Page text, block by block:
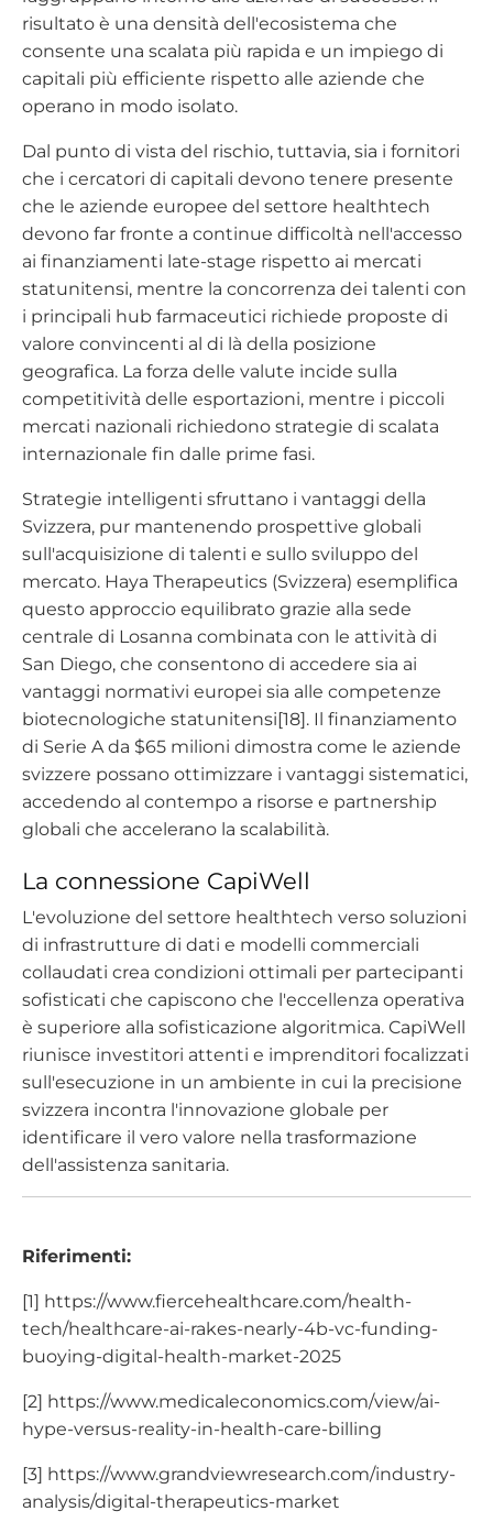
risultato è una densità dell'ecosistema che
consente una scalata più rapida e un impiego di
capitali più efficiente rispetto alle aziende che
operano in modo isolato.
Dal punto di vista del rischio, tuttavia, sia i fornitori
che i cercatori di capitali devono tenere presente
che le aziende europee del settore healthtech
devono far fronte a continue difficoltà nell'accesso
ai finanziamenti late-stage rispetto ai mercati
statunitensi, mentre la concorrenza dei talenti con
i principali hub farmaceutici richiede proposte di
valore convincenti al di là della posizione
geografica. La forza delle valute incide sulla
competitività delle esportazioni, mentre i piccoli
mercati nazionali richiedono strategie di scalata
internazionale fin dalle prime fasi.
Strategie intelligenti sfruttano i vantaggi della
Svizzera, pur mantenendo prospettive globali
sull'acquisizione di talenti e sullo sviluppo del
mercato. Haya Therapeutics (Svizzera) esemplifica
questo approccio equilibrato grazie alla sede
centrale di Losanna combinata con le attività di
San Diego, che consentono di accedere sia ai
vantaggi normativi europei sia alle competenze
biotecnologiche statunitensi[18]. Il finanziamento
di Serie A da $65 milioni dimostra come le aziende
svizzere possano ottimizzare i vantaggi sistematici,
accedendo al contempo a risorse e partnership
globali che accelerano la scalabilità.
La connessione CapiWell
L'evoluzione del settore healthtech verso soluzioni
di infrastrutture di dati e modelli commerciali
collaudati crea condizioni ottimali per partecipanti
sofisticati che capiscono che l'eccellenza operativa
è superiore alla sofisticazione algoritmica. CapiWell
riunisce investitori attenti e imprenditori focalizzati
sull'esecuzione in un ambiente in cui la precisione
svizzera incontra l'innovazione globale per
identificare il vero valore nella trasformazione
dell'assistenza sanitaria.
Riferimenti:
[1] https://www.fiercehealthcare.com/health-
tech/healthcare-ai-rakes-nearly-4b-vc-funding-
buoying-digital-health-market-2025
[2] https://www.medicaleconomics.com/view/ai-
hype-versus-reality-in-health-care-billing
[3] https://www.grandviewresearch.com/industry-
analysis/digital-therapeutics-market